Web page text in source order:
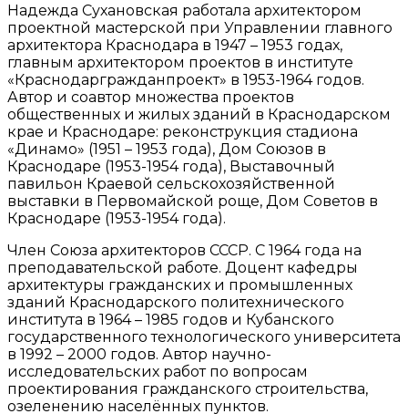
Надежда Сухановская работала архитектором
проектной мастерской при Управлении главного
архитектора Краснодара в 1947 – 1953 годах,
главным архитектором проектов в институте
«Краснодаргражданпроект» в 1953-1964 годов.
Автор и соавтор множества проектов
общественных и жилых зданий в Краснодарском
крае и Краснодаре: реконструкция стадиона
«Динамо» (1951 – 1953 года), Дом Союзов в
Краснодаре (1953-1954 года), Выставочный
павильон Краевой сельскохозяйственной
выставки в Первомайской роще, Дом Советов в
Краснодаре (1953-1954 года).
Член Союза архитекторов СССР. С 1964 года на
преподавательской работе. Доцент кафедры
архитектуры гражданских и промышленных
зданий Краснодарского политехнического
института в 1964 – 1985 годов и Кубанского
государственного технологического университета
в 1992 – 2000 годов. Автор научно-
исследовательских работ по вопросам
проектирования гражданского строительства,
озеленению населённых пунктов.